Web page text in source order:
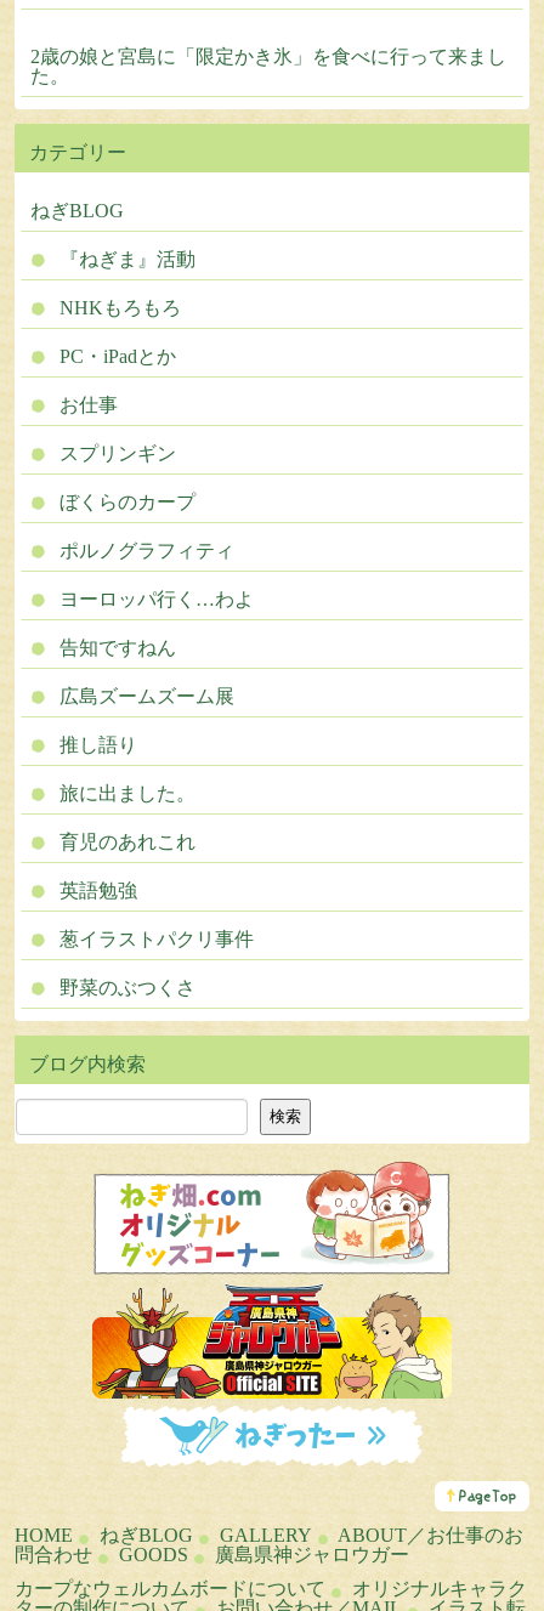
2歳の娘と宮島に「限定かき氷」を食べに行って来まし
た。
カテゴリー
ねぎBLOG
『ねぎま』活動
NHKもろもろ
PC・iPadとか
お仕事
スプリンギン
ぼくらのカープ
ポルノグラフィティ
ヨーロッパ行く…わよ
告知ですねん
広島ズームズーム展
推し語り
旅に出ました。
育児のあれこれ
英語勉強
葱イラストパクリ事件
野菜のぶつくさ
検索 検索
こ
の
ペ
ー
ジ
の
ト
HOME ねぎBLOG GALLERY
ABOUT／お仕事のお
問合わせ
GOODS
廣島県神ジャロウガー
カープなウェルカムボードについて
オリジナルキャラク